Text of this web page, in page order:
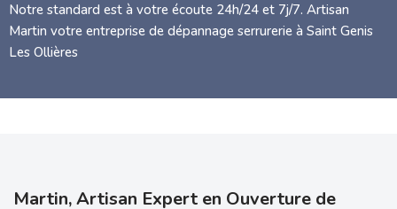
Notre standard est à votre écoute 24h/24 et 7j/7. Artisan
Martin votre entreprise de dépannage serrurerie à Saint Genis
Les Ollières
Martin, Artisan Expert en Ouverture de